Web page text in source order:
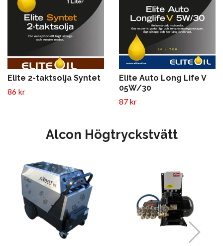
Elite 2-taktsolja Syntet
86 kr
Elite Auto Long Life V
05W/30
87 kr
Alcon Högtryckstvätt